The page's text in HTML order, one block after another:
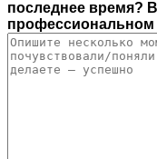
последнее время?
профессиональном